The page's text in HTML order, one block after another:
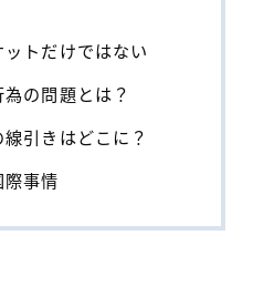
トだけではない
の問題とは？
引きはどこに？
際事情